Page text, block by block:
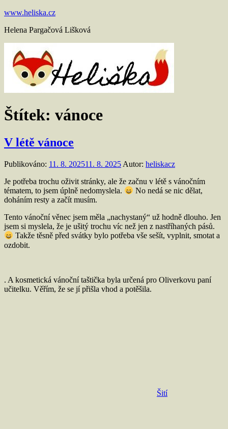
Přejít
obsahu
www.heliska.cz
Helena Pargačová Lišková
Štítek: vánoce
V létě vánoce
Publikováno: 11. 8. 202511. 8. 2025 Autor: heliskacz
Je potřeba trochu oživit stránky, ale že začnu v létě s vánočním
tématem, to jsem úplně nedomyslela.
No nedá se nic dělat,
doháním resty a začít musím.
Tento vánoční věnec jsem měla „nachystaný“ už hodně dlouho. Jen
jsem si myslela, že je ušitý trochu víc než jen z nastříhaných pásů.
Takže těsně před svátky bylo potřeba vše sešít, vyplnit, smotat a
ozdobit.
. A kosmetická vánoční taštička byla určená pro Oliverkovu paní
učitelku. Věřím, že se jí přišla vhod a potěšila.
Šití